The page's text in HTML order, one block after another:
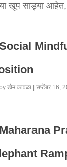
खूप साड्या
byडोम कावळा |सप्टेंबर 16,
Maharana